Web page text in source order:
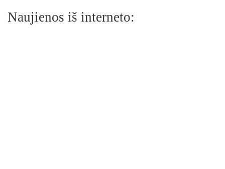
Naujienos iš interneto: